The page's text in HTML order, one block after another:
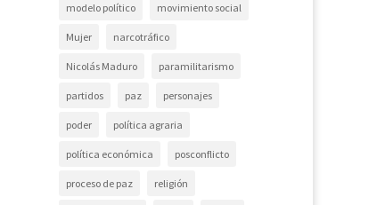
modelo político movimiento social
Mujer narcotráfico
Nicolás Maduro paramilitarismo
partidos paz personajes
poder política agraria
política económica posconflicto
proceso de paz religión